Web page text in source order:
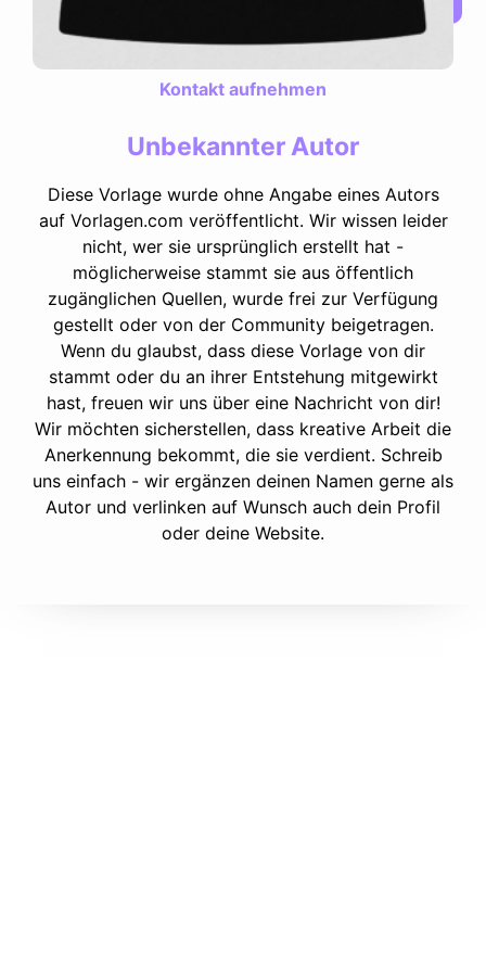
Kontakt aufnehmen
Unbekannter Autor
Diese Vorlage wurde ohne Angabe eines Autors
auf Vorlagen.com veröffentlicht. Wir wissen leider
nicht, wer sie ursprünglich erstellt hat -
möglicherweise stammt sie aus öffentlich
zugänglichen Quellen, wurde frei zur Verfügung
gestellt oder von der Community beigetragen.
Wenn du glaubst, dass diese Vorlage von dir
stammt oder du an ihrer Entstehung mitgewirkt
hast, freuen wir uns über eine Nachricht von dir!
Wir möchten sicherstellen, dass kreative Arbeit die
Anerkennung bekommt, die sie verdient. Schreib
uns einfach - wir ergänzen deinen Namen gerne als
Autor und verlinken auf Wunsch auch dein Profil
oder deine Website.